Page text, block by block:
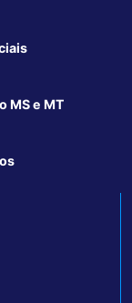
MS e MT